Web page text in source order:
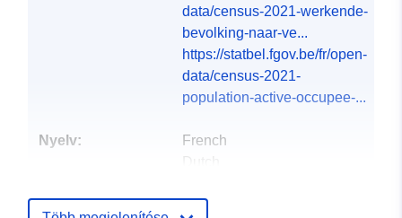
data/census-2021-werkende-
bevolking-naar-ve...
https://statbel.fgov.be/fr/open-
data/census-2021-
population-active-occupee-...
Nyelv:
French
Dutch
Közzétevő:
North Gate II & III - INS